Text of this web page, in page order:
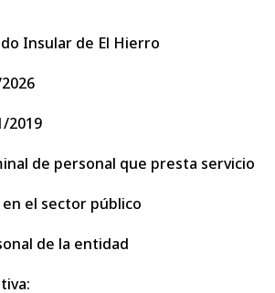
Insular de El Hierro
2019
de personal que presta servicio
en el sector público
de la entidad